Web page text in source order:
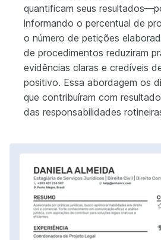
quantificam seus
informando o percentual de
o número de petições
de procedimentos reduziram
evidências claras e credíveis
positivo. Essa abordagem os
que contribuíram com
das responsabilidades